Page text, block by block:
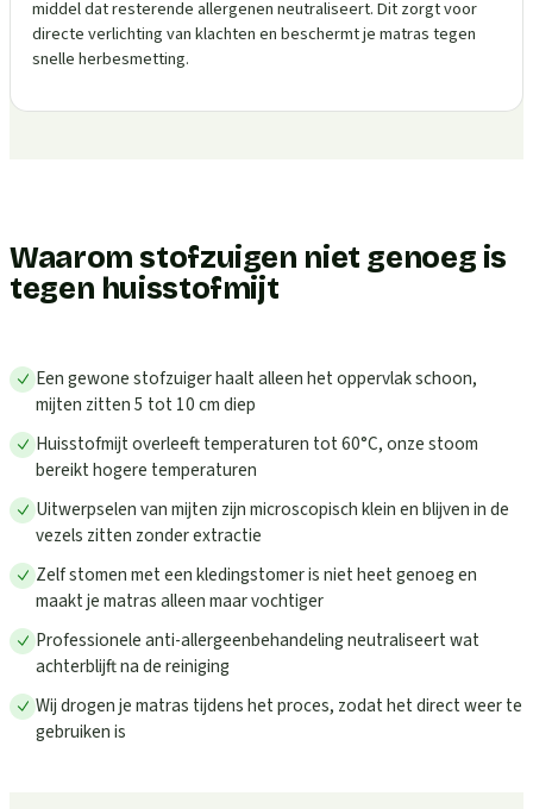
middel dat resterende allergenen neutraliseert. Dit zorgt voor
directe verlichting van klachten en beschermt je matras tegen
snelle herbesmetting.
Waarom stofzuigen niet genoeg is
tegen huisstofmijt
Een gewone stofzuiger haalt alleen het oppervlak schoon,
mijten zitten 5 tot 10 cm diep
Huisstofmijt overleeft temperaturen tot 60°C, onze stoom
bereikt hogere temperaturen
Uitwerpselen van mijten zijn microscopisch klein en blijven in de
vezels zitten zonder extractie
Zelf stomen met een kledingstomer is niet heet genoeg en
maakt je matras alleen maar vochtiger
Professionele anti-allergeenbehandeling neutraliseert wat
achterblijft na de reiniging
Wij drogen je matras tijdens het proces, zodat het direct weer te
gebruiken is